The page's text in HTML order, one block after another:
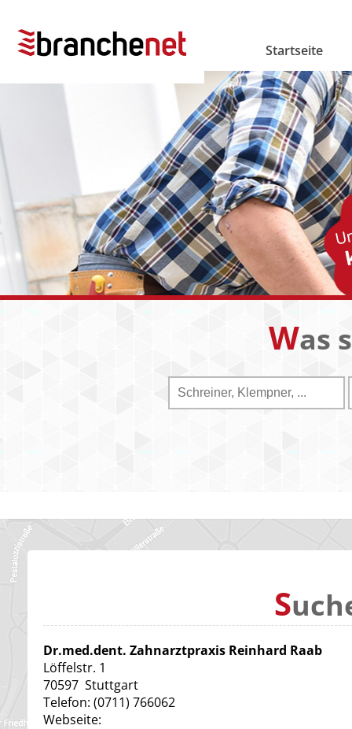
Startseite
Was
S
Dr.med.dent. Zahnarztpraxis Reinhard Raab
Löffelstr. 1
70597 Stuttgart
Telefon: (0711) 766062
Webseite: